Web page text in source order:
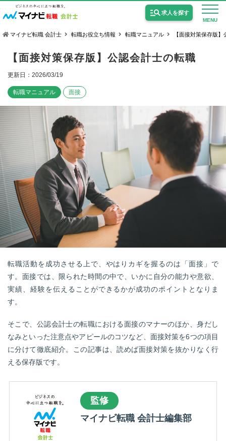
MENU
求人を探す
公認会計士試験合格向けの求人
USCPA（米国公認会計士）の求人
女性会計士の転職
個別転職相談会・セミナー
転職お役立ち情報
非公開求人とは？
業界情報
マイナビ転職 会計士 転職お役立ち情報 転職マニュアル 【面接対策保存版
【面接対策保存版】公認会計士の転職
更新日：2026/03/19
転職マニュアル 面接
転職活動を成功させる上で、やはりカギを握るのは「面接」で
す。面接では、限られた時間の中で、いかに自分の能力や意欲、
実績、経験を伝えることができるかが成功のポイントとなりま
す。
そこで、公認会計士の転職における面接のマナーのほか、身だし
なみといった注意点やアピールのコツなど、面接対策を6つの項目
に分けて徹底紹介。この記事は、読めば面接対策を抜かりなく行
える保存版です。
監修
マイナビ転職 会計士編集部